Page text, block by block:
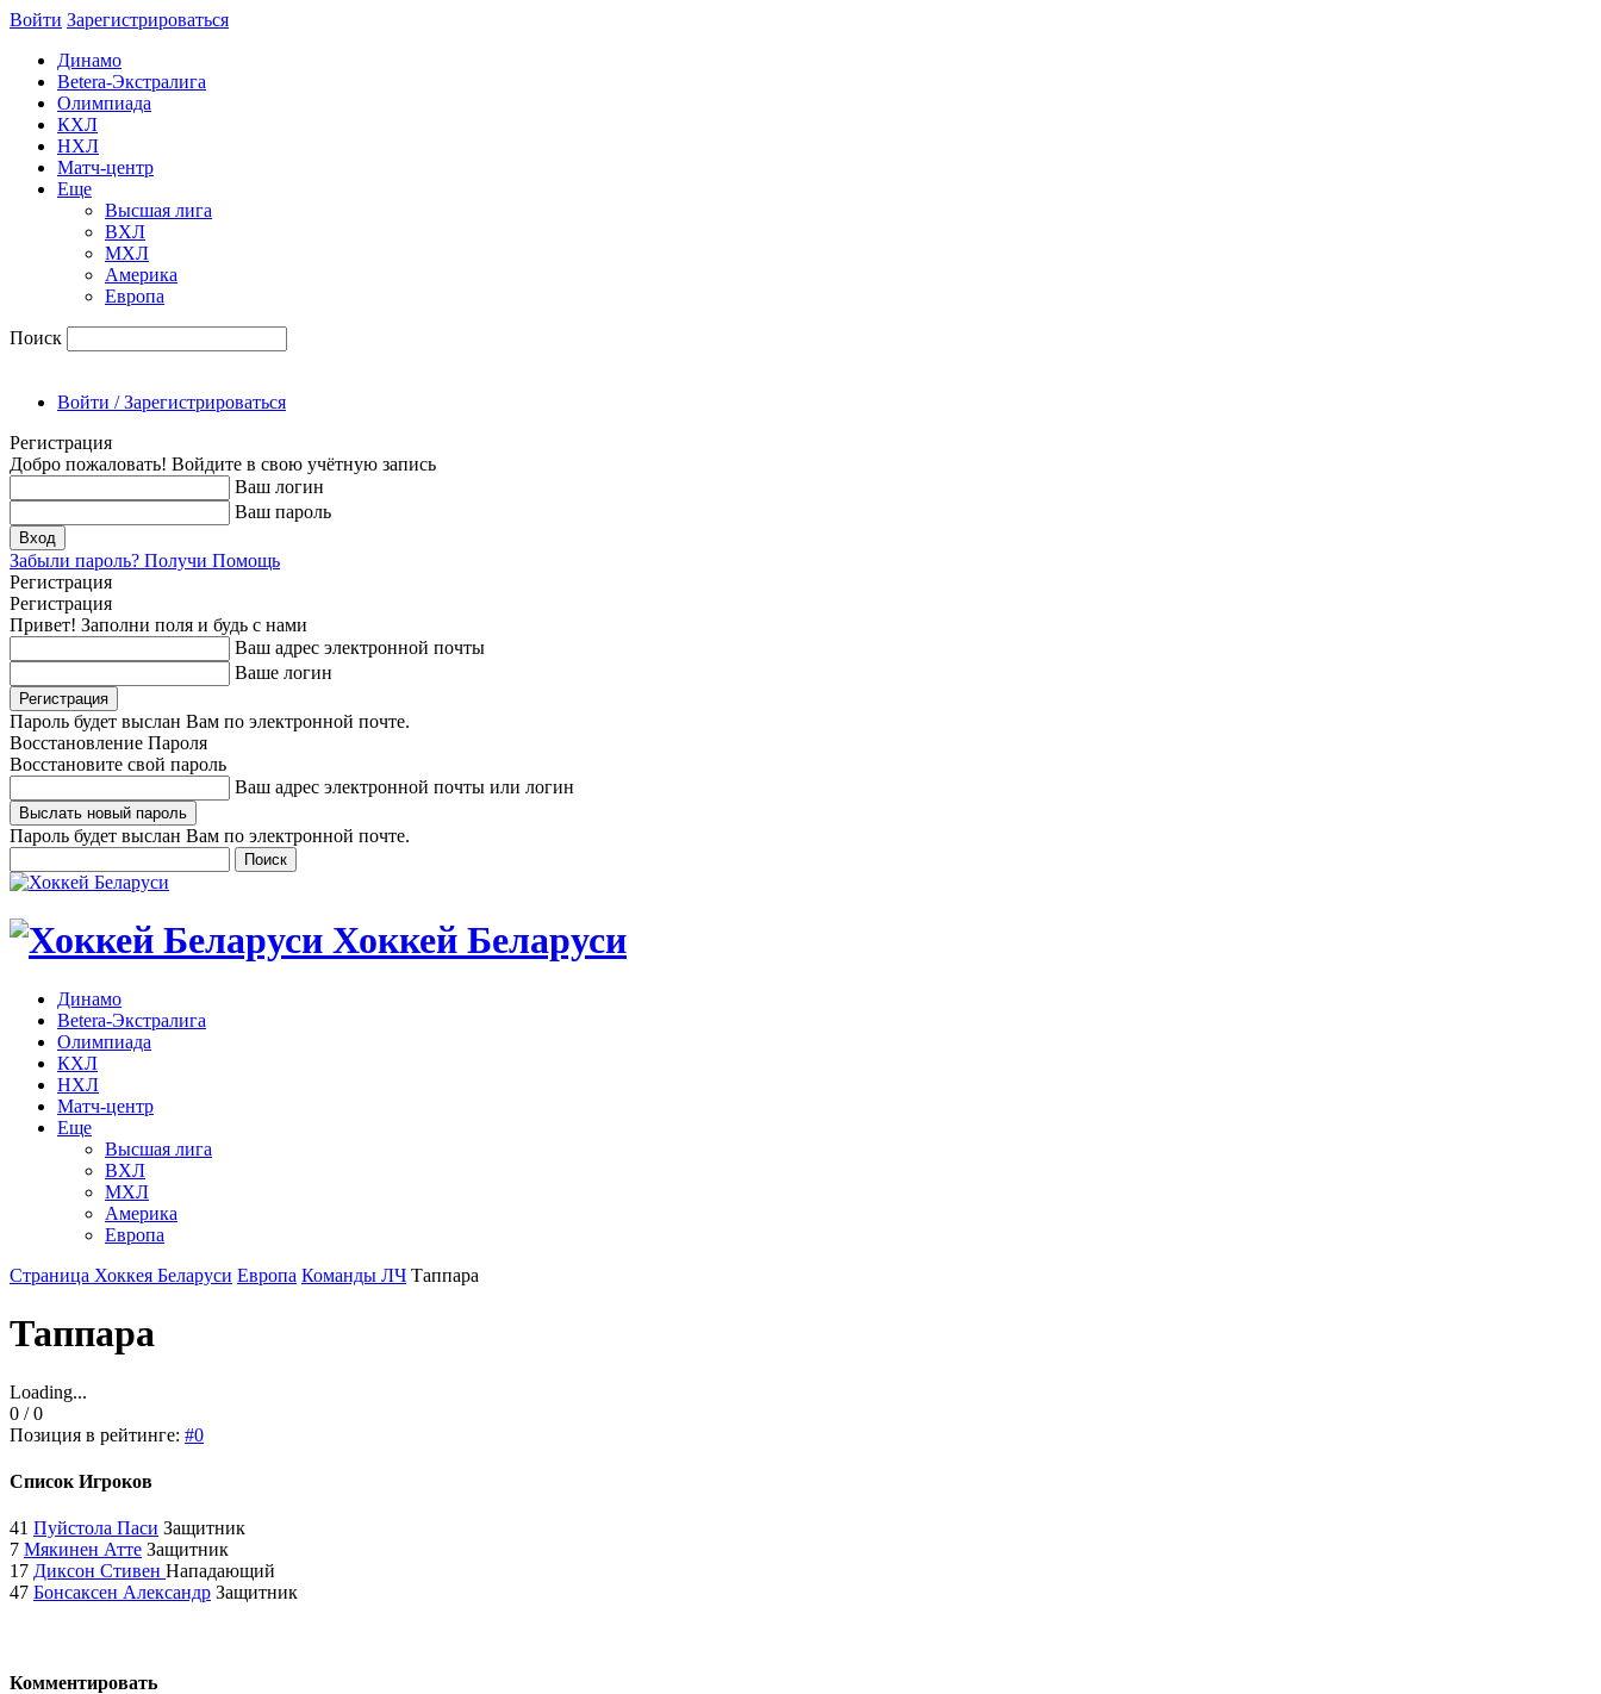
Войти Зарегиcтрироваться
Динамо
Betera-Экстралига
Олимпиада
КХЛ
НХЛ
Матч-центр
Еще
Высшая лига
ВХЛ
МХЛ
Америка
Европа
Поиск
Войти / Зарегистрироваться
Регистрация
Добро пожаловать! Войдите в свою учётную запись
Ваш логин
Ваш пароль
Забыли пароль? Получи Помощь
Регистрация
Регистрация
Привет! Заполни поля и будь с нами
Ваш адрес электронной почты
Ваше логин
Пароль будет выслан Вам по электронной почте.
Восстановление Пароля
Восстановите свой пароль
Ваш адрес электронной почты или логин
Пароль будет выслан Вам по электронной почте.
Хоккей Беларуси
Динамо
Betera-Экстралига
Олимпиада
КХЛ
НХЛ
Матч-центр
Еще
Высшая лига
ВХЛ
МХЛ
Америка
Европа
Страница Хоккея Беларуси Европа Команды ЛЧ Таппара
Таппара
Loading...
0 / 0
Позиция в рейтинге: #0
Список Игроков
41 Пуйстола Паси Защитник
7 Мякинен Атте Защитник
17 Диксон Стивен Нападающий
47 Бонсаксен Александр Защитник
Комментировать